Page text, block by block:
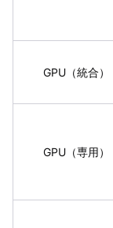
GPU（統合）
GPU（専用）